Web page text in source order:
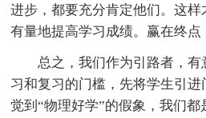
进步，都要充分肯定他们。这
有量地提高学习成绩。赢在终点
总之，我们作为引路者，
习和复习的门槛，先将学生引
觉到“物理好学”的假象，我们